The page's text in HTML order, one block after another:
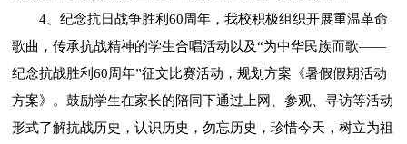
4、纪念抗日战争胜利60周年，我校积极组织开展重温革命
歌曲，传承抗战精神的学生合唱活动以及“为中华民族而歌——
纪念抗战胜利60周年”征文比赛活动，规划方案《暑假假期活动
方案》。鼓励学生在家长的陪同下通过上网、参观、寻访等活动
形式了解抗战历史，认识历史，勿忘历史，珍惜今天，树立为祖